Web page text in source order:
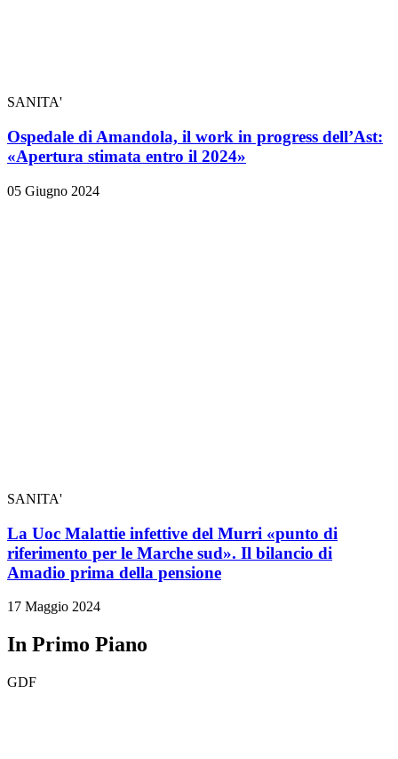
SANITA'
Ospedale di Amandola, il work in progress dell’Ast:
«Apertura stimata entro il 2024»
05 Giugno 2024
SANITA'
La Uoc Malattie infettive del Murri «punto di
riferimento per le Marche sud». Il bilancio di
Amadio prima della pensione
17 Maggio 2024
In Primo Piano
GDF